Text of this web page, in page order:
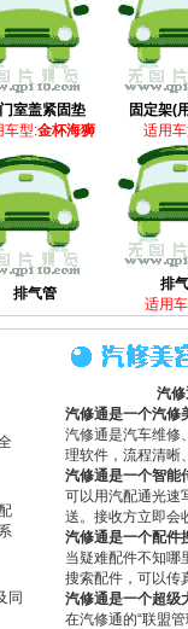
室盖紧固垫
车型:金杯海狮
固定架(
适用
排气管
排
适用
同
汽
汽修通是一个汽修
汽修通是汽车维修
理软件，流程清晰
汽修通是一个智能
可以用汽配通光速
送。接收方立即会
汽修通是一个配件
当疑难配件不知哪
搜索配件，可以传
汽修通是一个超级
在汽修通的“联盟